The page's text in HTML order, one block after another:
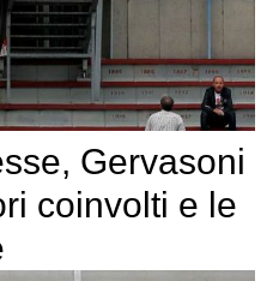
Gervasoni
coinvolti e le